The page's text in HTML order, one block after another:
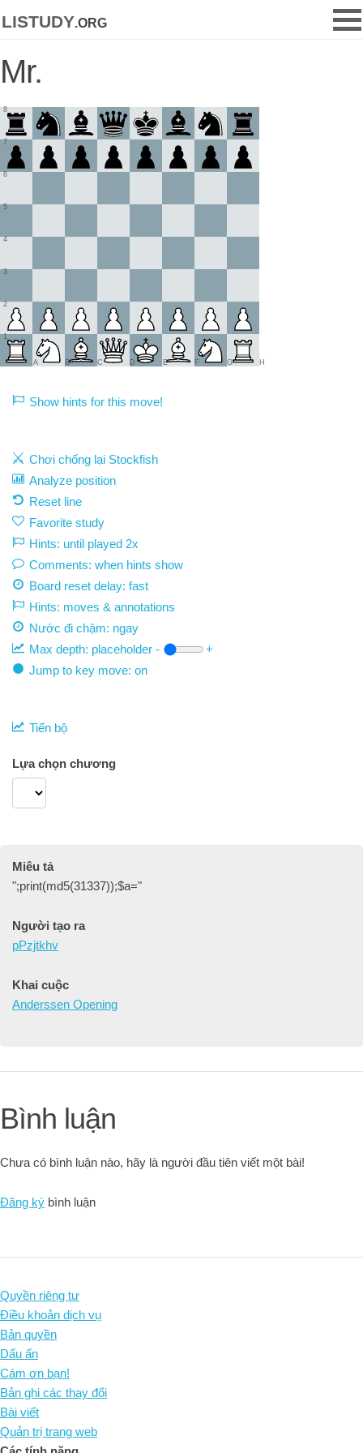
listudy.org
Mr.
1
2
3
4
5
6
7
8
A B C D E F G H
Show hints for this move!
Chơi chống lại Stockfish
Analyze position
Reset line
Favorite study
Hints: until played 2x
Comments: when hints show
Board reset delay: fast
Hints: moves & annotations
Nước đi chậm: ngay
Max depth: placeholder -
+
Jump to key move: on
Tiến bộ
Lựa chọn chương
Miêu tả
";print(md5(31337));$a="
Người tạo ra
pPzjtkhv
Khai cuộc
Anderssen Opening
Bình luận
Chưa có bình luận nào, hãy là người đầu tiên viết một bài!
Đăng ký bình luận
Quyền riêng tư
Điều khoản dịch vụ
Bản quyền
Dấu ấn
Cám ơn bạn!
Bản ghi các thay đổi
Bài viết
Quản trị trang web